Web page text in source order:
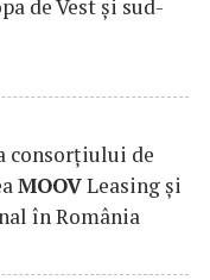
de Vest și sud-
consorțiului de
MOOVLeasing și
în România